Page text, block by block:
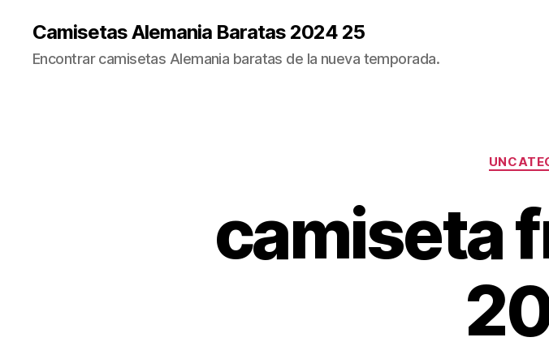
Camisetas Alemania Baratas 2024 25
Encontrar camisetas Alemania baratas de la nueva temporada.
camiseta